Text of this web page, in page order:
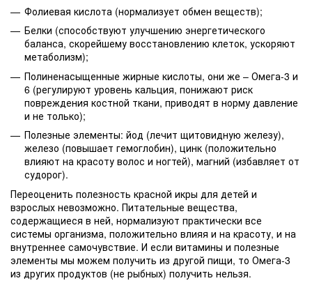
Фолиевая кислота (нормализует обмен веществ);
Белки (способствуют улучшению энергетического
баланса, скорейшему восстановлению клеток, ускоряют
метаболизм);
Полиненасыщенные жирные кислоты, они же – Омега-3 и
6 (регулируют уровень кальция, понижают риск
повреждения костной ткани, приводят в норму давление
и не только);
Полезные элементы: йод (лечит щитовидную железу),
железо (повышает гемоглобин), цинк (положительно
влияют на красоту волос и ногтей), магний (избавляет от
судорог).
Переоценить полезность красной икры для детей и
взрослых невозможно. Питательные вещества,
содержащиеся в ней, нормализуют практически все
системы организма, положительно влияя и на красоту, и на
внутреннее самочувствие. И если витамины и полезные
элементы мы можем получить из другой пищи, то Омега-3
из других продуктов (не рыбных) получить нельзя.